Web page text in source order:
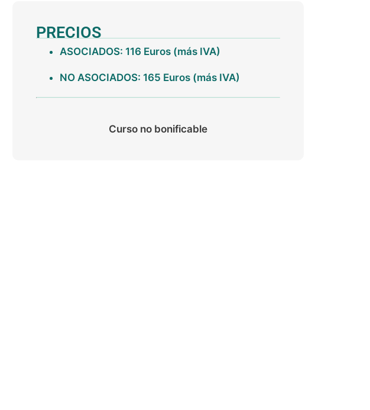
PRECIOS
ASOCIADOS: 116 Euros (más IVA)
NO ASOCIADOS: 165 Euros (más IVA)
Curso no bonificable